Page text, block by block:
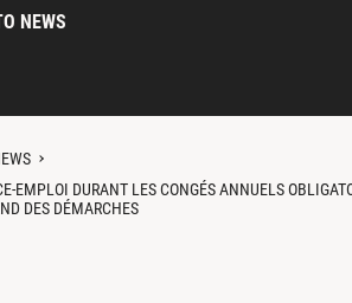
NEWS
EMPLOI DURANT LES CONGÉS ANNUELS
DES DÉMARCHES